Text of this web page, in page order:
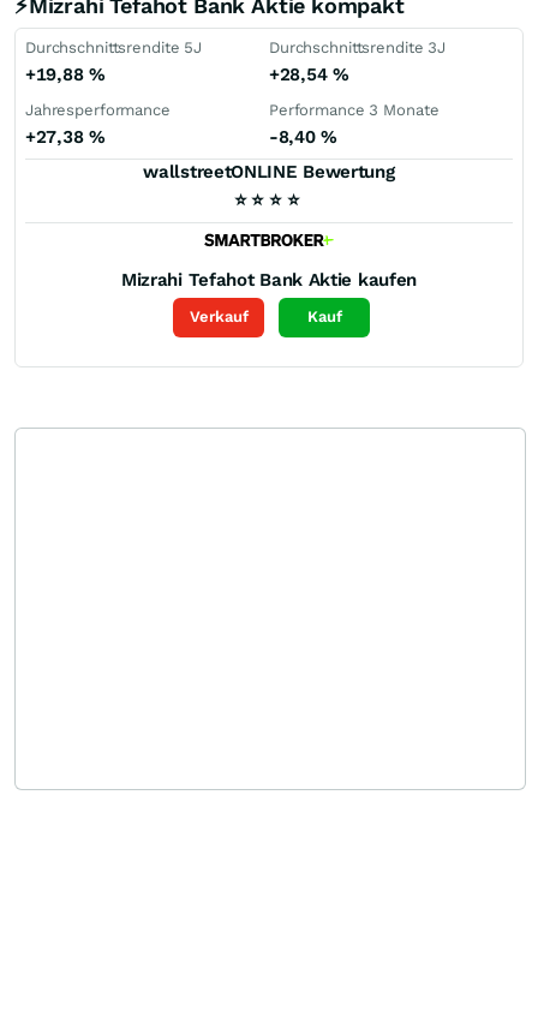
⚡Mizrahi Tefahot Bank Aktie kompakt
Durchschnittsrendite 5J
+19,88 %
Durchschnittsrendite 3J
+28,54 %
Jahresperformance
+27,38 %
Performance 3 Monate
-8,40%
wallstreetONLINE Bewertung
⭐ ⭐ ⭐ ⭐
Mizrahi Tefahot Bank Aktie kaufen
Verkauf Kauf